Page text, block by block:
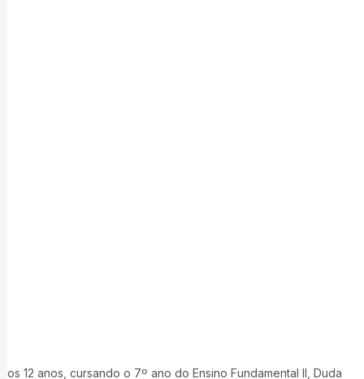
Aos 12 anos, cursando o 7º ano do Ensino Fundamental II, Duda